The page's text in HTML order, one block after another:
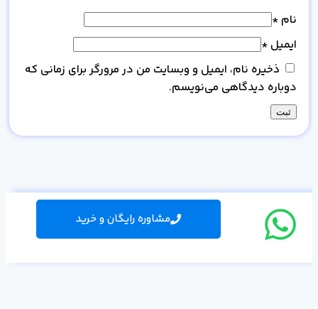
نام *
ایمیل *
ذخیره نام، ایمیل و وبسایت من در مرورگر برای زمانی که
دوباره دیدگاهی می‌نویسم.
مشاوره رایگان و خرید